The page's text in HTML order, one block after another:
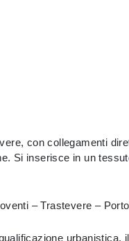
con collegamenti
Si inserisce in un
– Trastevere –
urbanistica,